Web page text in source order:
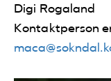
Digi Rogaland
Kontaktperson